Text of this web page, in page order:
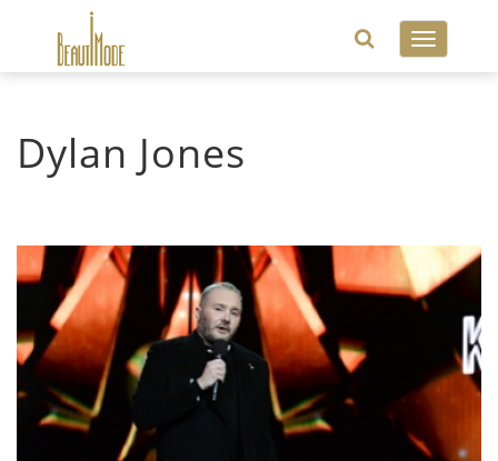
Toggle
Dylan Jones